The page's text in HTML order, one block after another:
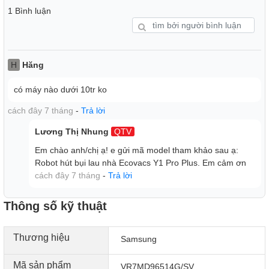
lượng pin 4861 mAh, cho phép sử dụng trong khoảng 180
- Nhờ hệ thống cảm biến thông minh kết hợp cùng công
nghệ cảm biến dToF LiDAR, robot phát hiện và tránh nhanh
mượt mà và dọn dẹp hiệu quả kể cả trong môi trường phức
- Ngoài ra, robot còn dễ dàng thiết lập bản đồ 3D bao gồm
cả nội thất và thiết bị gia dụng trong nhà, từ đó đưa ra lộ
trình dọn dẹp từng khu vực một cách hiệu quả và có thể lưu
trữ đến 4 bản đồ khác nhau.
1 Bình luận
H Hăng
có máy nào dưới 10tr ko
cách đây 7 tháng - Trả lời
Lương Thị Nhung
QTV
Em chào anh/chị ạ! e gửi mã model tham khảo sau ạ:
Robot hút bụi lau nhà Ecovacs Y1 Pro Plus. Em cảm ơn
cách đây 7 tháng - Trả lời
Thông số kỹ thuật
Thương hiệu Samsung
Mã sản phẩm VR7MD96514G/SV